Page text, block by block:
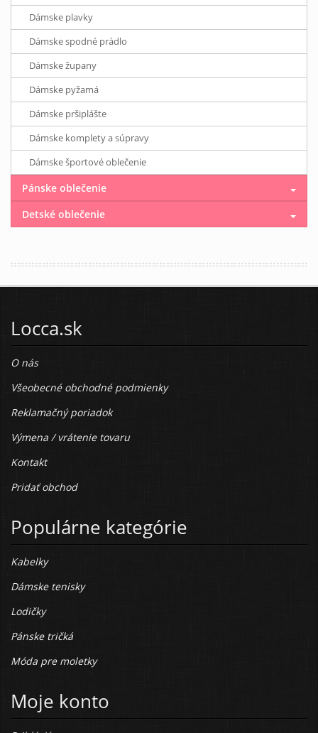
Dámske plavky
Dámske spodné prádlo
Dámske župany
Dámske pyžamá
Dámske pršiplášte
Dámske komplety a súpravy
Dámske športové oblečenie
Pánske oblečenie
Detské oblečenie
Locca.sk
O nás
Všeobecné obchodné podmienky
Reklamačný poriadok
Výmena / vrátenie tovaru
Kontakt
Pridať obchod
Populárne kategórie
Kabelky
Dámske tenisky
Lodičky
Pánske tričká
Móda pre moletky
Moje konto